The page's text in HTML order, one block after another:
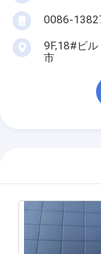
0086-
9F,18#ビル
市